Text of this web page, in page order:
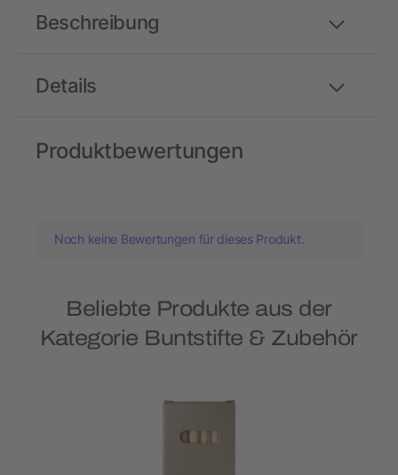
Details
Beschreibung
Produktbewertungen
Noch keine Bewertungen für dieses Produkt.
Beliebte Produkte aus der
Kategorie Buntstifte & Zubehör